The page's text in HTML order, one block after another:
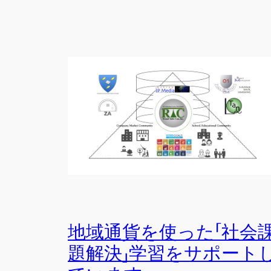
地域通貨を使った「社会
題解決」学習をサポート